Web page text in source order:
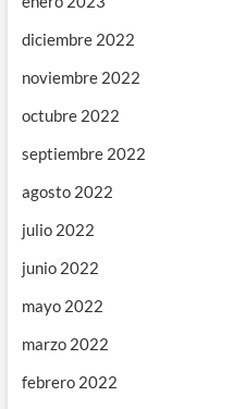
diciembre 2022
noviembre 2022
octubre 2022
septiembre 2022
agosto 2022
julio 2022
junio 2022
mayo 2022
marzo 2022
febrero 2022